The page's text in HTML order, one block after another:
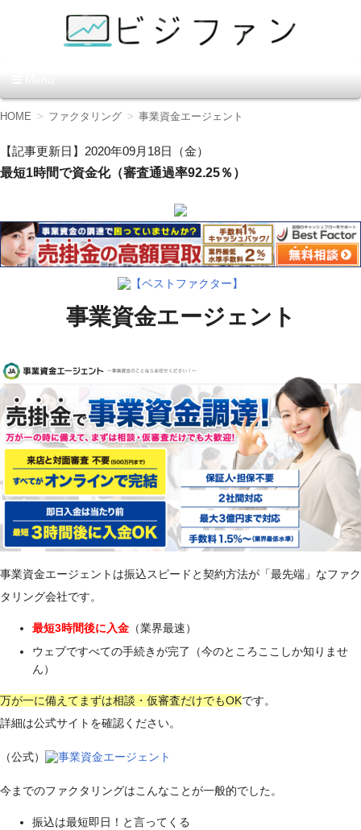
ン】
コ
テ
ン
ツ
動
HOME ファクタリング 事業資金エージェント
【記事更新日】2020年09月18日（金）
最短1時間で資金化（審査通過率92.25％）
【ベストファクター】
事業資金エージェント
事業資金エージェントは振込スピードと契約方法が「最先端」なファク
タリング会社です。
最短3時間後に入金 （業界最速）
ウェブですべての手続きが完了（今のところここしか知りませ
ん）
万が一に備えてまずは相談・仮審査だけでもOKです。
詳細は公式サイトを確認ください。
（公式） 事業資金エージェント
今までのファクタリングはこんなことが一般的でした。
振込は最短即日！と言ってくる